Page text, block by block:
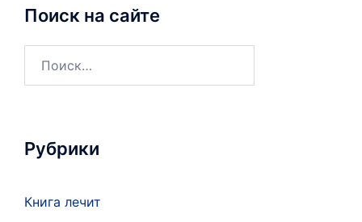
Поиск на сайте
Рубрики
Книга лечит